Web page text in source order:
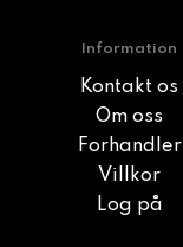
Information
Kontakt os
Om oss
Forhandler
Villkor
Log på